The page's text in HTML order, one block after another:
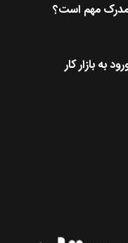
مدرک مهم است؟
به بازار کار